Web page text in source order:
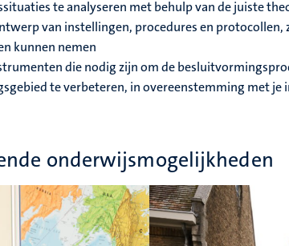
te analyseren met behulp van de juiste
van instellingen, procedures en
kunnen nemen
die nodig zijn om de
te verbeteren, in overeenstemming met je
onderwijsmogelijkheden